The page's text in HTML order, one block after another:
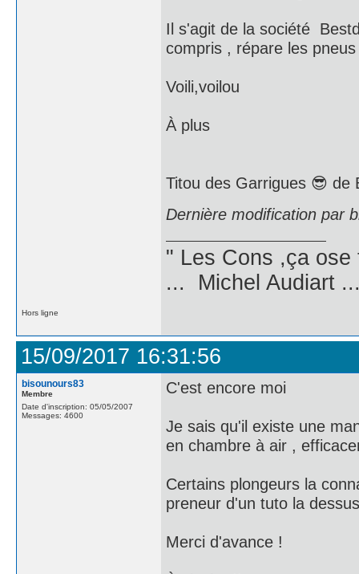
Il s'agit de la société
compris , répare les
Voili,voilou
À plus
Titou des Garrigues 😎 de
Dernière modification par
" Les Cons ,ça
... Michel Audiart
Hors ligne
15/09/2017 16:31:56
bisounours83
Membre
Date d'inscription: 05/05/2007
Messages: 4600
C'est encore moi
Je sais qu'il existe une
en chambre à air ,
Certains plongeurs la
preneur d'un tuto la
Merci d'avance !